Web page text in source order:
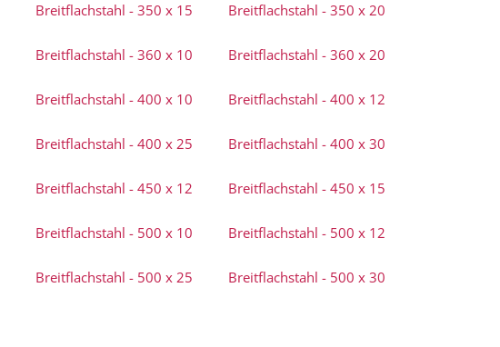
Breitflachstahl - 350 x 15 Breitflachstahl - 350 x 20
Breitflachstahl - 360 x 10 Breitflachstahl - 360 x 20
Breitflachstahl - 400 x 10 Breitflachstahl - 400 x 12
Breitflachstahl - 400 x 25 Breitflachstahl - 400 x 30
Breitflachstahl - 450 x 12 Breitflachstahl - 450 x 15
Breitflachstahl - 500 x 10 Breitflachstahl - 500 x 12
Breitflachstahl - 500 x 25 Breitflachstahl - 500 x 30